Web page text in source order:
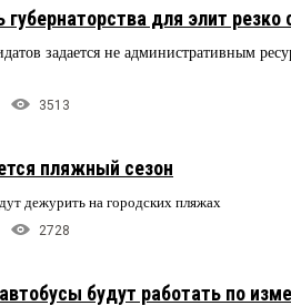
для элит резко
задается не административным
3513
пляжный сезон
дежурить на городских пляжах
2728
будут работать по